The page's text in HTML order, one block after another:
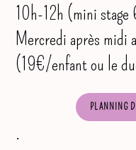
10h-12h (mini
Mercredi après midi
(19€/enfant ou le
PLANNING
.